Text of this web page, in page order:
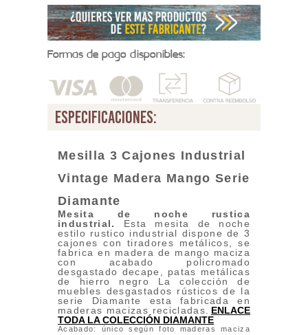
Formas de pago disponibles:
especificaciones:
Mesilla 3 Cajones Industrial
Vintage Madera Mango Serie
Diamante
Mesita de noche rustica
industrial.
Esta mesita de noche
estilo rustico industrial dispone de 3
cajones con tiradores metálicos, se
fabrica en madera de mango maciza
con acabado policromado
desgastado decape, patas metálicas
de hierro negro La colección de
muebles desgastados rústicos de la
serie Diamante esta fabricada en
maderas macizas recicladas. ENLACE
TODA LA COLECCIÓN DIAMANTE
Acabado: único según foto maderas maciza